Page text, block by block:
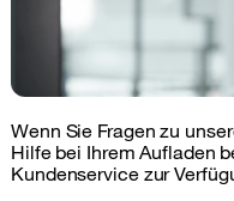
Wenn Sie Fragen zu
Hilfe bei Ihrem Aufladen
Kundenservice zur